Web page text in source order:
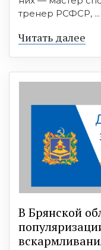
тренер РСФСР, ...
Читать далее
В Брянской